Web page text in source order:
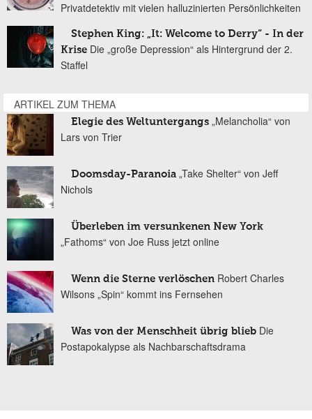
Privatdetektiv mit vielen halluzinierten Persönlichkeiten
Stephen King: „It: Welcome to Derry“ - In der
Krise Die „große Depression“ als Hintergrund der 2.
Staffel
ARTIKEL ZUM THEMA
Elegie des Weltuntergangs „Melancholia“ von
Lars von Trier
Doomsday-Paranoia „Take Shelter“ von Jeff
Nichols
Überleben im versunkenen New York
„Fathoms“ von Joe Russ jetzt online
Wenn die Sterne verlöschen Robert Charles
Wilsons „Spin“ kommt ins Fernsehen
Was von der Menschheit übrig blieb Die
Postapokalypse als Nachbarschaftsdrama